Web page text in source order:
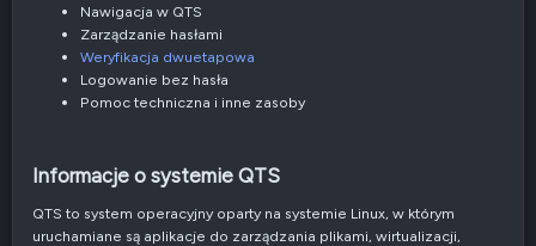
Nawigacja w QTS
Zarządzanie hasłami
Weryfikacja dwuetapowa
Logowanie bez hasła
Pomoc techniczna i inne zasoby
Informacje o systemie QTS​
QTS to system operacyjny oparty na systemie Linux, w którym
uruchamiane są aplikacje do zarządzania plikami, wirtualizacji,